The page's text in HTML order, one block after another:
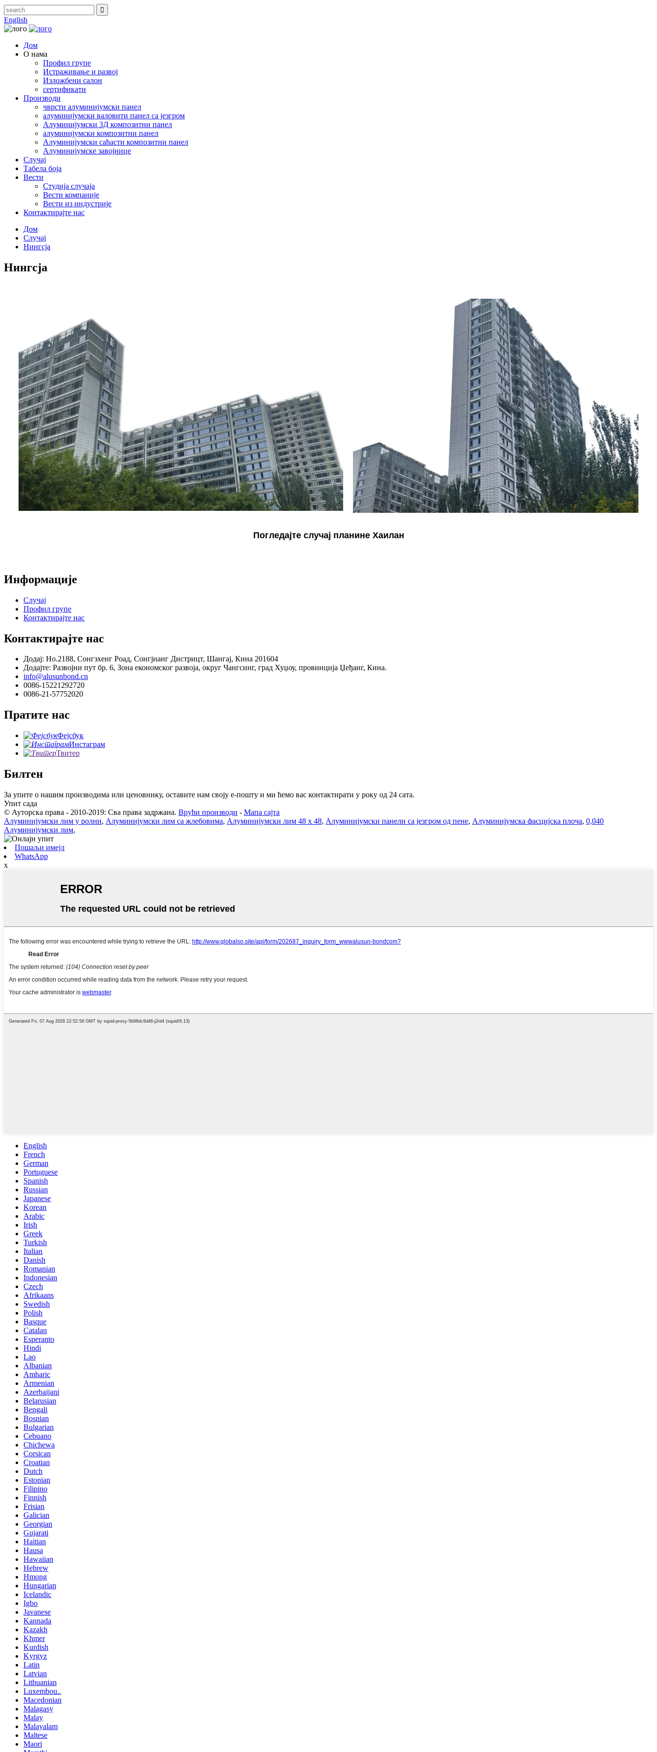
English
Дом
О нама
Профил групе
Истраживање и развој
Изложбени салон
сертификати
Производи
чврсти алуминијумски панел
алуминијумски валовити панел са језгром
Алуминијумски 3Д композитни панел
алуминијумски композитни панел
Алуминијумски саћасти композитни панел
Алуминијумске завојнице
Случај
Табела боја
Вести
Студија случаја
Вести компаније
Вести из индустрије
Контактирајте нас
Дом
Случај
Нингсја
Нингсја
Погледајте случај планине Хаилан
Информације
Случај
Профил групе
Контактирајте нас
Контактирајте нас
Додај: Но.2188, Сонгзхенг Роад, Сонгјианг Дистрицт, Шангај, Кина 201604
Додајте: Развојни пут бр. 6, Зона економског развоја, округ Чангсинг, град Хуџоу, провинција Џеђанг, Кина.
info@alusunbond.cn
0086-15221292720
0086-21-57752020
Пратите нас
Фејсбук
Инстаграм
Твитер
Билтен
За упите о нашим производима или ценовнику, оставите нам своју е-пошту и ми ћемо вас контактирати у року од 24 сата.
Упит сада
© Ауторска права - 2010-2019: Сва права задржана. Врући производи - Мапа сајта
Алуминијумски лим у ролни, Алуминијумски лим са жлебовима, Алуминијумски лим 48 x 48, Алуминијумски панели са језгром од пене, Алуминијумска фасцијска плоча, 0,040
Алуминијумски лим,
Пошаљи имејл
WhatsApp
x
English
French
German
Portuguese
Spanish
Russian
Japanese
Korean
Arabic
Irish
Greek
Turkish
Italian
Danish
Romanian
Indonesian
Czech
Afrikaans
Swedish
Polish
Basque
Catalan
Esperanto
Hindi
Lao
Albanian
Amharic
Armenian
Azerbaijani
Belarusian
Bengali
Bosnian
Bulgarian
Cebuano
Chichewa
Corsican
Croatian
Dutch
Estonian
Filipino
Finnish
Frisian
Galician
Georgian
Gujarati
Haitian
Hausa
Hawaiian
Hebrew
Hmong
Hungarian
Icelandic
Igbo
Javanese
Kannada
Kazakh
Khmer
Kurdish
Kyrgyz
Latin
Latvian
Lithuanian
Luxembou..
Macedonian
Malagasy
Malay
Malayalam
Maltese
Maori